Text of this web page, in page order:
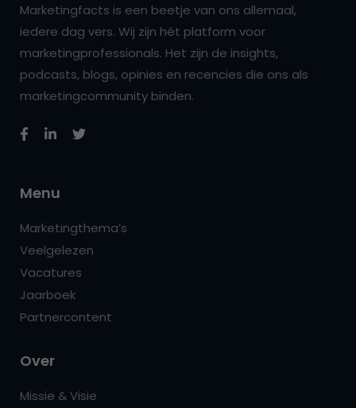
Marketingfacts is een beetje van ons allemaal,
iedere dag vers. Wij zijn hét platform voor
marketingprofessionals. Het zijn de insights,
podcasts, blogs, opinies en recencies die ons als
marketingcommunity binden.
Menu
Marketingthema’s
Veelgelezen
Vacatures
Jaarboek
Partnercontent
Over
Missie & Visie